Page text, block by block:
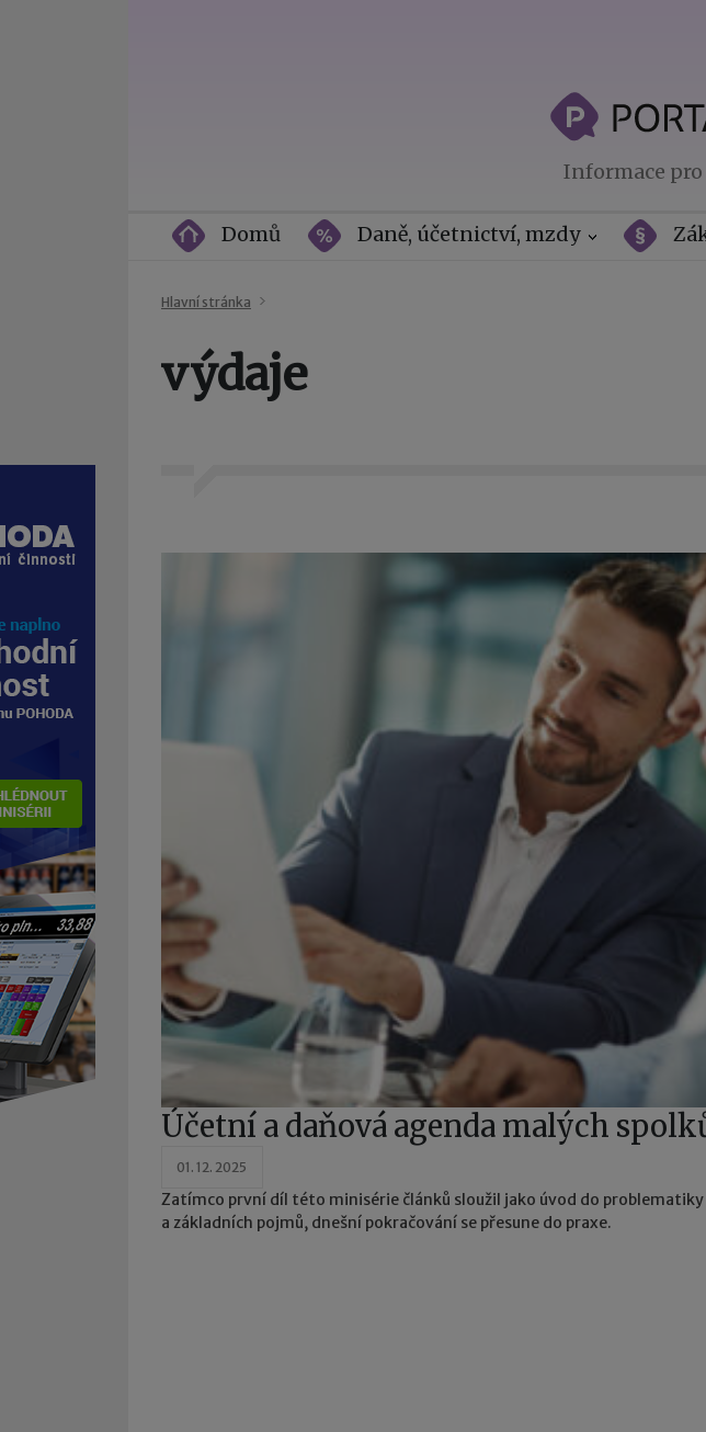
Informace
Domů Daně, účetnictví, mzdy
Hlavní stránka
výdaje
Účetní a daňová agenda malých
01. 12. 2025
Zatímco první díl této minisérie článků sloužil jako úvod do
a základních pojmů, dnešní pokračování se přesune do praxe.